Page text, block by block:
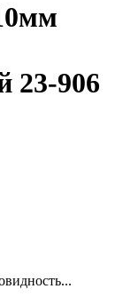
23-906